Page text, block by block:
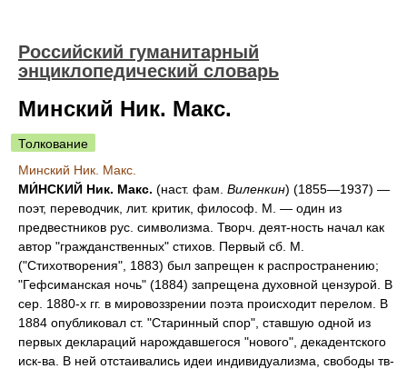
Российский гуманитарный
энциклопедический словарь
Минский Ник. Макс.
Толкование
Минский Ник. Макс.
МИ́НСКИЙ Ник. Макс. (наст. фам. Виленкин) (1855—1937) —
поэт, переводчик, лит. критик, философ. М. — один из
предвестников рус. символизма. Творч. деят-ность начал как
автор "гражданственных" стихов. Первый сб. М.
("Стихотворения", 1883) был запрещен к распространению;
"Гефсиманская ночь" (1884) запрещена духовной цензурой. В
сер. 1880-х гг. в мировоззрении поэта происходит перелом. В
1884 опубликовал ст. "Старинный спор", ставшую одной из
первых деклараций нарождавшегося "нового", декадентского
иск-ва. В ней отстаивались идеи индивидуализма, свободы тв-